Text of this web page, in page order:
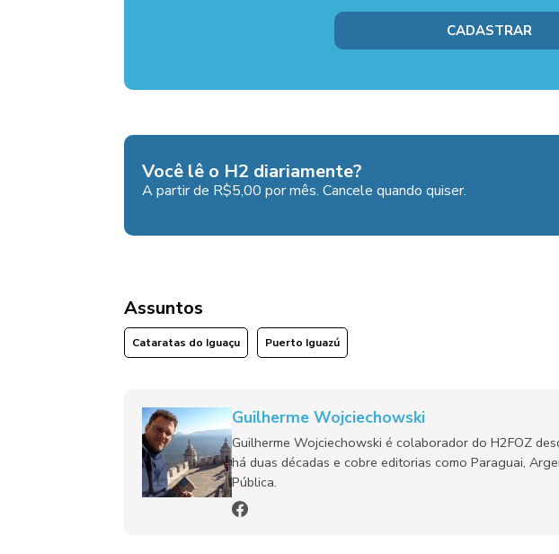
Você lê o H2 diariamente?
A partir de R$5,00 por mês. Cancele quando quiser.
Assuntos
Cataratas do Iguaçu Puerto Iguazú
Guilherme Wojciechowski
Guilherme Wojciechowski é colaborador do H2FOZ
há duas décadas e cobre editorias como Paraguai,
Pública.